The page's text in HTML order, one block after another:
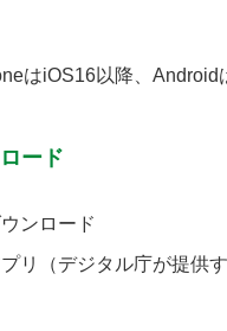
はiOS16以降、Android
ード
ンロード
リ（デジタル庁が提供